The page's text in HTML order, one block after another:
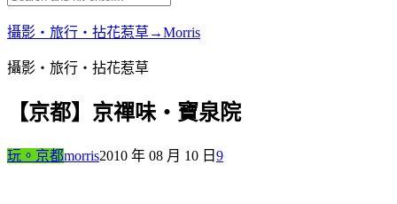
攝影‧旅行‧拈花惹草→Morris
攝影‧旅行‧拈花惹草
【京都】京禪味‧寶泉院
玩。京都morris2010 年 08 月 10 日 9